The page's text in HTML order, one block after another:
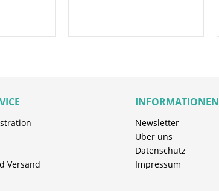
30 cm dünn und
werden
ggf. wiederholen
Versand
INFORMATIONEN
Newsletter
Über uns
Datenschutz
Impressum